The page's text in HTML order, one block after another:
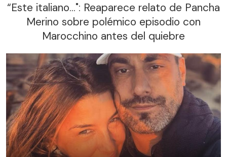
“Este italiano...": Reaparece relato de Pancha
Merino sobre polémico episodio con
Marocchino antes del quiebre